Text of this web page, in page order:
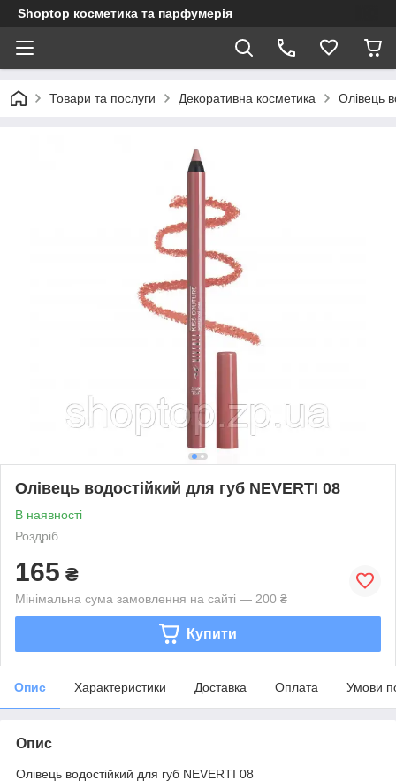
Shoptop косметика та парфумерія
Товари та послуги Декоративна косметика Олівець
Олівець водостійкий для губ NEVERTI 08
В наявності
Роздріб
165 ₴
Мінімальна сума замовлення на сайті — 200 ₴
Купити
Опис Характеристики Доставка Оплата Умови
Опис
Олівець водостійкий для губ NEVERTI 08